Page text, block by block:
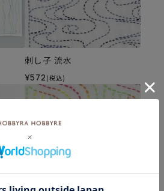
刺し子 流水
¥572 (税込)